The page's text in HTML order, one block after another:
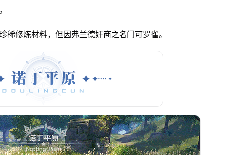
稀修炼材料，但因弗兰德奸商之名门可罗雀。